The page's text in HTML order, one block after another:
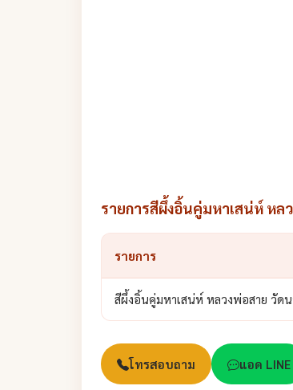
รายการสีผึ้งอิ้นคู่มหาเสน่ห์ ห
รายการ
สีผึ้งอิ้นคู่มหาเสน่ห์ หลวงพ่อสาย วัด
โทรสอบถาม แอด LINE